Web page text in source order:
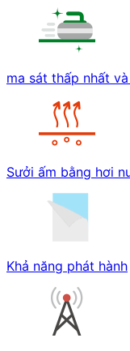
ma sát thấp nhất
Sưởi ấm bằng hơi
Khả năng phát hành